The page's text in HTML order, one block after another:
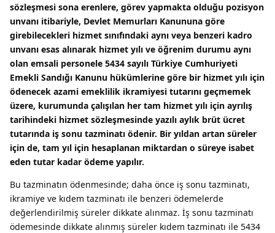
sözleşmesi sona erenlere, görev yapmakta olduğu pozisyon
unvanı itibariyle, Devlet Memurları Kanununa göre
girebilecekleri hizmet sınıfındaki aynı veya benzeri kadro
unvanı esas alınarak hizmet yılı ve öğrenim durumu aynı
olan emsali personele 5434 sayılı Türkiye Cumhuriyeti
Emekli Sandığı Kanunu hükümlerine göre bir hizmet yılı için
ödenecek azami emeklilik ikramiyesi tutarını geçmemek
üzere, kurumunda çalışılan her tam hizmet yılı için ayrılış
tarihindeki hizmet sözleşmesinde yazılı aylık brüt ücret
tutarında iş sonu tazminatı ödenir. Bir yıldan artan süreler
için de, tam yıl için hesaplanan miktardan o süreye isabet
eden tutar kadar ödeme yapılır.
Bu tazminatın ödenmesinde; daha önce iş sonu tazminatı,
ikramiye ve kıdem tazminatı ile benzeri ödemelerde
değerlendirilmiş süreler dikkate alınmaz. İş sonu tazminatı
ödemesinde dikkate alınmış süreler kıdem tazminatı ile 5434